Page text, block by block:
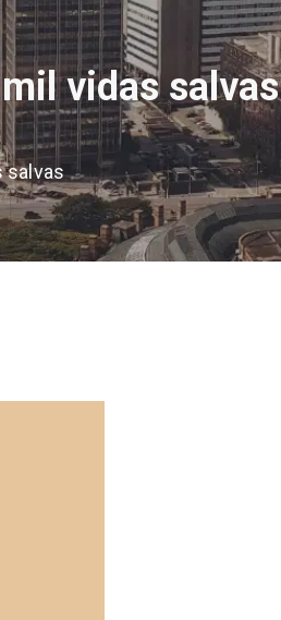
vidas salvas
salvas